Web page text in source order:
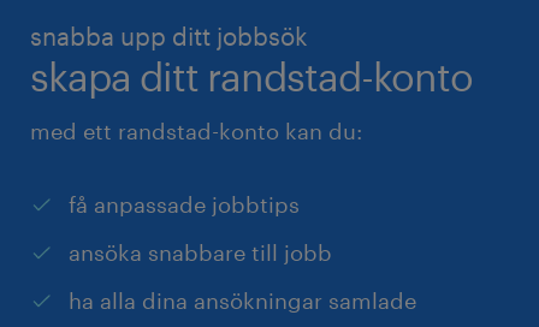
snabba upp ditt jobbsök
skapa ditt randstad-konto
med ett randstad-konto kan du:
få anpassade jobbtips
ansöka snabbare till jobb
ha alla dina ansökningar samlade